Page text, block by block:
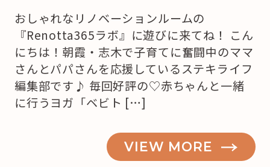
おしゃれなリノベーションルームの
『Renotta365ラボ』に遊びに来てね！ こん
にちは！朝霞・志木で子育てに奮闘中のママ
さんとパパさんを応援しているステキライフ
編集部です♪ 毎回好評の♡赤ちゃんと一緒
に行うヨガ「ベビト […]
VIEW MORE